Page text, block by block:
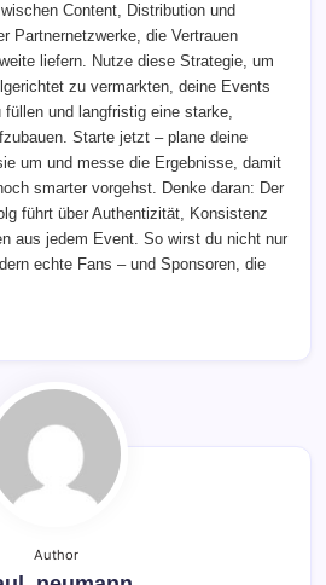
Content, Distribution und
Partnernetzwerke, die Vertrauen
liefern. Nutze diese Strategie, um
zu vermarkten, deine Events
und langfristig eine starke,
Starte jetzt – plane deine
um und messe die Ergebnisse, damit
smarter vorgehst. Denke daran: Der
führt über Authentizität, Konsistenz
aus jedem Event. So wirst du nicht nur
echte Fans – und Sponsoren, die
Author